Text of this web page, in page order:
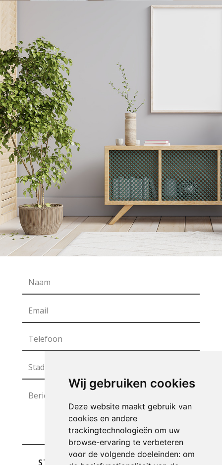
Wij gebruiken cookies
Deze website maakt gebruik van
cookies en andere
trackingtechnologieën om uw
browse-ervaring te verbeteren
voor de volgende doeleinden: om
STUREN